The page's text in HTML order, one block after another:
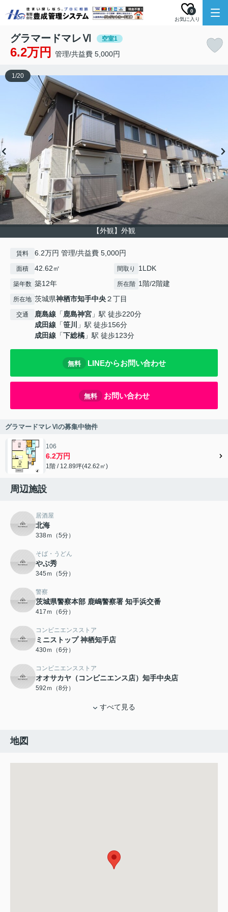
お気に入り
0
グラマードマレⅥ 空室1
6.2万円 管理/共益費 5,000円
【外観】外観
1/20
賃料 6.2万円 管理/共益費 5,000円
面積 42.62㎡ 間取り 1LDK
築年数 築12年 所在階 1階/2階建
所在地 茨城県神栖市知手中央２丁目
交通 鹿島線 「鹿島神宮 」駅 徒歩220分
成田線 「笹川
」駅 徒歩156分
成田線 「下総橘 」駅 徒歩123分
無料 LINEからお問い合わせ
無料 お問い合わせ
グラマードマレⅥの募集中物件
106
6.2万円
1階 / 12.89坪(42.62㎡)
周辺施設
居酒屋
北海
338ｍ（5分）
そば・うどん
やぶ秀
345ｍ（5分）
警察
茨城県警察本部 鹿嶋警察署 知手浜交番
417ｍ（6分）
コンビニエンスストア
ミニストップ 神栖知手店
430ｍ（6分）
コンビニエンスストア
オオサカヤ（コンビニエンス店）知手中央店
592ｍ（8分）
すべて見る
地図